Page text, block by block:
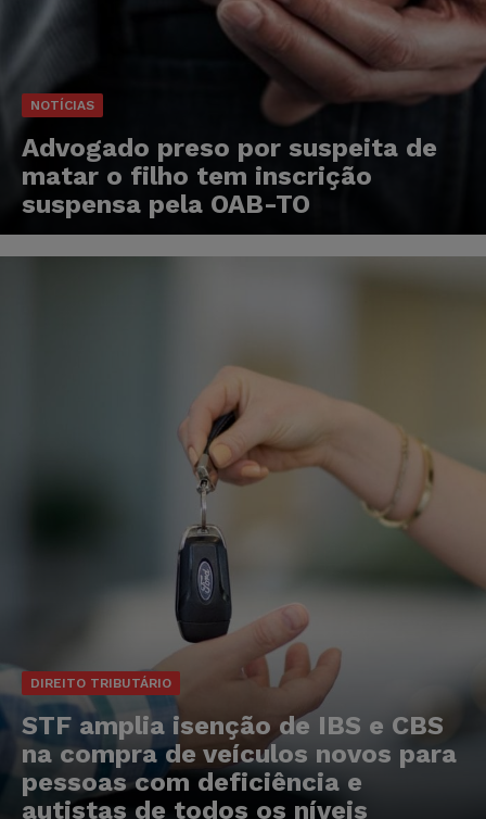
NOTÍCIAS
Advogado preso por suspeita de
matar o filho tem inscrição
suspensa pela OAB-TO
DIREITO TRIBUTÁRIO
STF amplia isenção de IBS e CBS
na compra de veículos novos para
pessoas com deficiência e
autistas de todos os níveis